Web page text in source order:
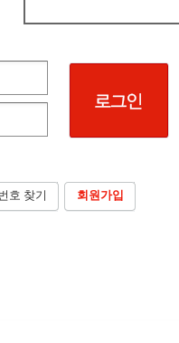
호 찾기 회원가입